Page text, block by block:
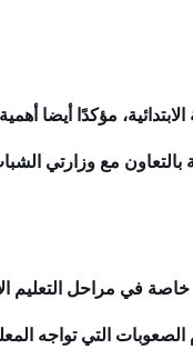
مؤكدًا أيضا
مع وزارتي
في مراحل التعليم
التي تواجه